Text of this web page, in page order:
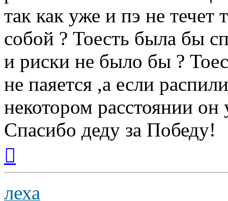
так как уже и пэ не течет
собой ? Тоесть была бы
и риски не было бы ?
не паяется ,а если
некотором расстоянии он
Спасибо деду за Победу!
началу
леха